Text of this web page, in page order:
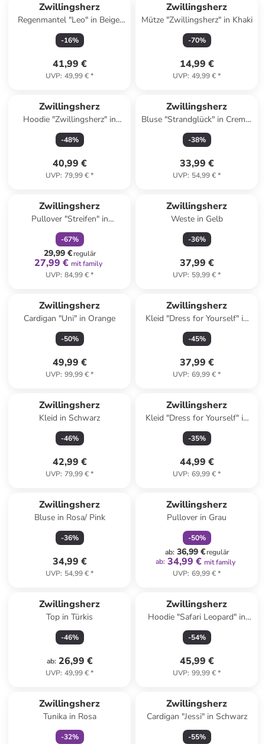
Zwillingsherz
Regenmantel "Leo" in Beige/
Hellbraun
-16%
41,99 €
UVP: 49,99 €*
Zwillingsherz
Mütze "Zwillingsherz" in Khaki
-70%
14,99 €
UVP: 49,99 €*
Zwillingsherz
Hoodie "Zwillingsherz" in
Grün
-48%
40,99 €
UVP: 79,99 €*
Zwillingsherz
Bluse "Strandglück" in Creme/
Bunt
-38%
33,99 €
UVP: 54,99 €*
Zwillingsherz
Pullover "Streifen" in
Dunkelblau/ Creme
-67%
29,99 €regulär
27,99 € mit family
UVP: 84,99 €*
Zwillingsherz
Weste in Gelb
-36%
37,99 €
UVP: 59,99 €*
Zwillingsherz
Cardigan "Uni" in Orange
-50%
49,99 €
UVP: 99,99 €*
Zwillingsherz
Kleid "Dress for Yourself" in
Rosa
-45%
37,99 €
UVP: 69,99 €*
Zwillingsherz
Kleid in Schwarz
-46%
42,99 €
UVP: 79,99 €*
Zwillingsherz
Kleid "Dress for Yourself" in
Blau
-35%
44,99 €
UVP: 69,99 €*
Zwillingsherz
Bluse in Rosa/ Pink
-36%
34,99 €
UVP: 54,99 €*
Zwillingsherz
Pullover in Grau
-50%
ab: 36,99 €regulär
ab: 34,99 € mit family
UVP: 69,99 €*
Zwillingsherz
Top in Türkis
-46%
ab: 26,99 €
UVP: 49,99 €*
Zwillingsherz
Hoodie "Safari Leopard" in
Beige
-54%
45,99 €
UVP: 99,99 €*
Zwillingsherz
Tunika in Rosa
-32%
Zwillingsherz
Cardigan "Jessi" in Schwarz
-55%